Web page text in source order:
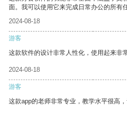
面。我可以使用它来完成日常办公的所有
2024-08-18
游客
这款软件的设计非常人性化，使用起来非
2024-08-18
游客
这款app的老师非常专业，教学水平很高